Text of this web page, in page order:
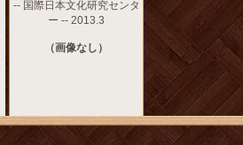
-- 国際日本文化研究センタ
ー -- 2013.3
（画像なし）